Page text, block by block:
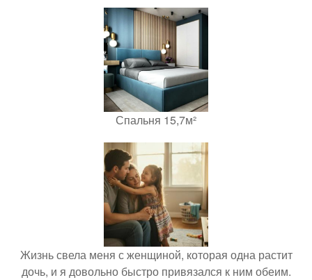
Спальня 15,7м²
Жизнь свела меня с женщиной, которая одна растит
дочь, и я довольно быстро привязался к ним обеим.